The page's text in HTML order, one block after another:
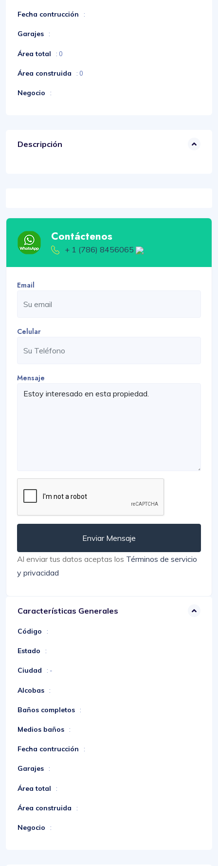
Fecha contrucción :
Garajes :
Área total : 0
Área construida : 0
Negocio :
Descripción
Contáctenos
+ 1 (786) 8456065
Email
Celular
Mensaje
Enviar Mensaje
Al enviar tus datos aceptas los Términos de servicio
y privacidad
Características Generales
Código :
Estado :
Ciudad : -
Alcobas :
Baños completos :
Medios baños :
Fecha contrucción :
Garajes :
Área total :
Área construida :
Negocio :